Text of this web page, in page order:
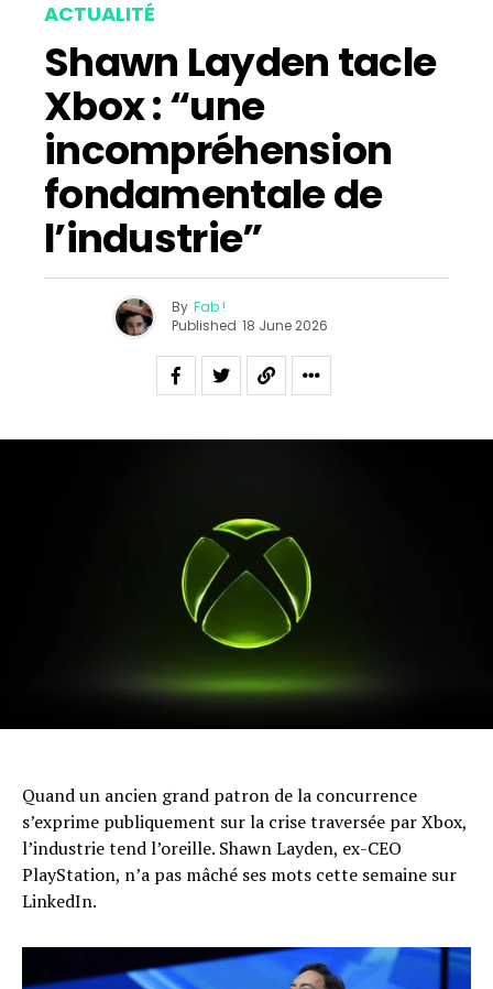
ACTUALITÉ
Shawn Layden tacle
Xbox : “une
incompréhension
fondamentale de
l’industrie”
By Fab !
Published 18 June 2026
Quand un ancien grand patron de la concurrence
s’exprime publiquement sur la crise traversée par Xbox,
l’industrie tend l’oreille. Shawn Layden, ex-CEO
PlayStation, n’a pas mâché ses mots cette semaine sur
LinkedIn.